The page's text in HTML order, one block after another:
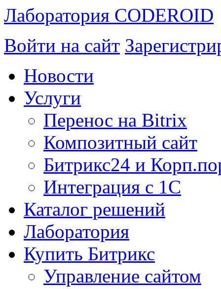
Лаборатория CODEROID
Войти на сайт
Новости
Услуги
Перенос на Bitrix
Композитный сайт
Битрикс24 и
Интеграция с 1С
Каталог решений
Лаборатория
Купить Битрикс
Управление сайтом